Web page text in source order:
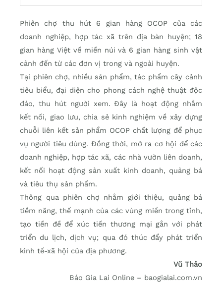
Phiên chợ thu hút 6 gian hàng OCOP của các
doanh nghiệp, hợp tác xã trên địa bàn huyện; 18
gian hàng Việt về miền núi và 6 gian hàng sinh vật
cảnh đến từ các đơn vị trong và ngoài huyện.
Tại phiên chợ, nhiều sản phẩm, tác phẩm cây cảnh
tiêu biểu, đại diện cho phong cách nghệ thuật độc
đáo, thu hút người xem. Đây là hoạt động nhằm
kết nối, giao lưu, chia sẻ kinh nghiệm về xây dựng
chuỗi liên kết sản phẩm OCOP chất lượng để phục
vụ người tiêu dùng. Đồng thời, mở ra cơ hội để các
doanh nghiệp, hợp tác xã, các nhà vườn liên doanh,
kết nối hoạt động sản xuất kinh doanh, quảng bá
và tiêu thụ sản phẩm.
Thông qua phiên chợ nhằm giới thiệu, quảng bá
tiềm năng, thế mạnh của các vùng miền trong tỉnh,
tạo tiền đề để xúc tiến thương mại gắn với phát
triển du lịch, dịch vụ; qua đó thúc đẩy phát triển
kinh tế-xã hội của địa phương.
Vũ Thảo
Báo Gia Lai Online – baogialai.com.vn